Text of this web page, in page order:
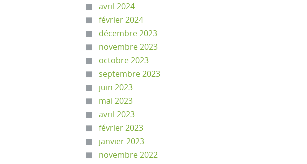
avril 2024
février 2024
décembre 2023
novembre 2023
octobre 2023
septembre 2023
juin 2023
mai 2023
avril 2023
février 2023
janvier 2023
novembre 2022